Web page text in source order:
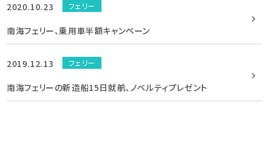
2020.10.23 フェリー
南海フェリー、乗用車半額キャンペーン
2019.12.13 フェリー
南海フェリーの新造船15日就航、ノベルティプレゼント